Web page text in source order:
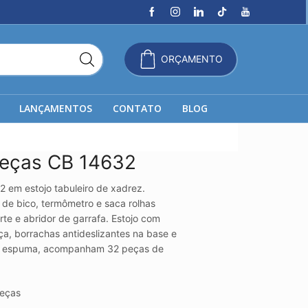
ORÇAMENTO
LANÇAMENTOS CONTATO BLOG
CB 14632
em estojo tabuleiro de xadrez.
bico, termômetro e saca rolhas
e abridor de garrafa. Estojo com
borrachas antideslizantes na base e
acompanham 32 peças de